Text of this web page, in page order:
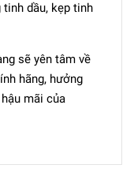
tinh dầu, kẹp tinh
sẽ yên tâm về
hãng, hưởng
mãi của